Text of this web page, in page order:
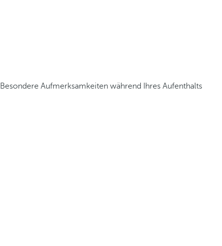
Besondere Aufmerksamkeiten während Ihres Aufenthalts